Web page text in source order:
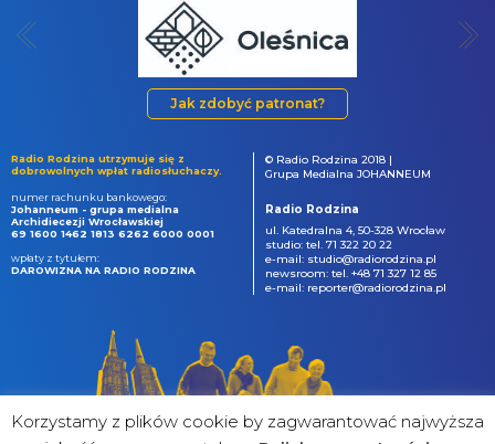
Jak zdobyć patronat?
Radio Rodzina utrzymuje się z
dobrowolnych wpłat radiosłuchaczy.
numer rachunku bankowego:
Johanneum - grupa medialna
Archidiecezji Wrocławskiej
69 1600 1462 1813 6262 6000 0001
wpłaty z tytułem:
DAROWIZNA NA RADIO RODZINA
© Radio Rodzina 2018 |
Grupa Medialna JOHANNEUM
Radio Rodzina
ul. Katedralna 4, 50-328 Wrocław
studio: tel. 71 322 20 22
e-mail: studio@radiorodzina.pl
newsroom: tel. +48 71 327 12 85
e-mail: reporter@radiorodzina.pl
Korzystamy z plików cookie by zagwarantować najwyższa